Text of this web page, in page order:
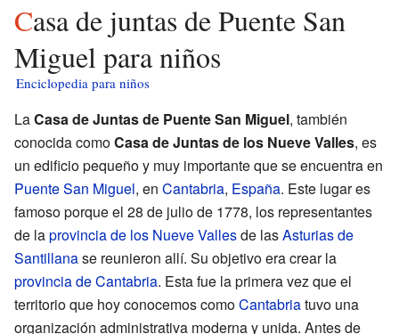
Casa de juntas de Puente San
Miguel para niños
Enciclopedia para niños
LaCasa de Juntas de Puente San Miguel, también
conocida comoCasa de Juntas de los Nueve Valles, es
un edificio pequeño y muy importante que se encuentra en
Puente San Miguel, en Cantabria, España. Este lugar es
famoso porque el 28 de julio de 1778, los representantes
de laprovincia de los Nueve Vallesde lasAsturias de
Santillanase reunieron allí. Su objetivo era crear la
provincia de Cantabria. Esta fue la primera vez que el
territorio que hoy conocemos comoCantabriatuvo una
organización administrativa moderna y unida. Antes de